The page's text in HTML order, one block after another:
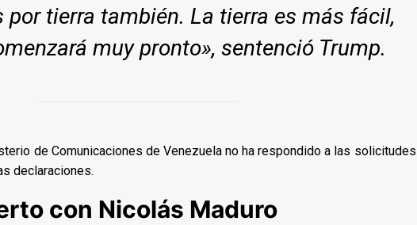
por tierra también. La tierra es más fácil,
muy pronto», sentenció Trump.
de Comunicaciones de Venezuela no ha respondido a las solicitudes
declaraciones.
con Nicolás Maduro